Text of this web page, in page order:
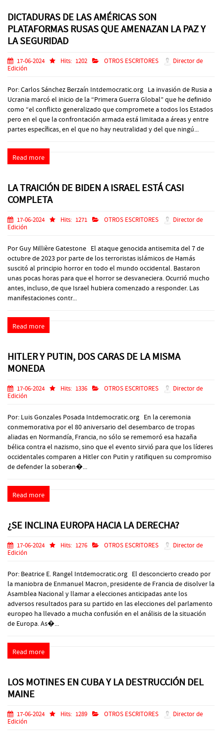
DICTADURAS DE LAS AMÉRICAS SON
PLATAFORMAS RUSAS QUE AMENAZAN LA PAZ Y
LA SEGURIDAD
17-06-2024 Hits: 1202 OTROS ESCRITORES
Director de
Edición
Por: Carlos Sánchez Berzaín Intdemocratic.org La invasión de Rusia a
Ucrania marcó el inicio de la “Primera Guerra Global” que he definido
como “el conflicto generalizado que compromete a todos los Estados
pero en el que la confrontación armada está limitada a áreas y entre
partes específicas, en el que no hay neutralidad y del que ningú...
Read more
LA TRAICIÓN DE BIDEN A ISRAEL ESTÁ CASI
COMPLETA
17-06-2024 Hits: 1271 OTROS ESCRITORES
Director de
Edición
Por Guy Millière Gatestone El ataque genocida antisemita del 7 de
octubre de 2023 por parte de los terroristas islámicos de Hamás
suscitó al principio horror en todo el mundo occidental. Bastaron
unas pocas horas para que el horror se desvaneciera. Ocurrió mucho
antes, incluso, de que Israel hubiera comenzado a responder. Las
manifestaciones contr...
Read more
HITLER Y PUTIN, DOS CARAS DE LA MISMA
MONEDA
17-06-2024 Hits: 1336 OTROS ESCRITORES
Director de
Edición
Por: Luis Gonzales Posada Intdemocratic.org En la ceremonia
conmemorativa por el 80 aniversario del desembarco de tropas
aliadas en Normandía, Francia, no sólo se rememoró esa hazaña
bélica contra el nazismo, sino que el evento sirvió para que los líderes
occidentales comparen a Hitler con Putin y ratifiquen su compromiso
de defender la soberan�...
Read more
¿SE INCLINA EUROPA HACIA LA DERECHA?
17-06-2024 Hits: 1276 OTROS ESCRITORES
Director de
Edición
Por: Beatrice E. Rangel Intdemocratic.org El desconcierto creado por
la maniobra de Enmanuel Macron, presidente de Francia de disolver la
Asamblea Nacional y llamar a elecciones anticipadas ante los
adversos resultados para su partido en las elecciones del parlamento
europeo ha llevado a mucha confusión en el análisis de la situación
de Europa. As�...
Read more
LOS MOTINES EN CUBA Y LA DESTRUCCIÓN DEL
MAINE
17-06-2024 Hits: 1289 OTROS ESCRITORES
Director de
Edición